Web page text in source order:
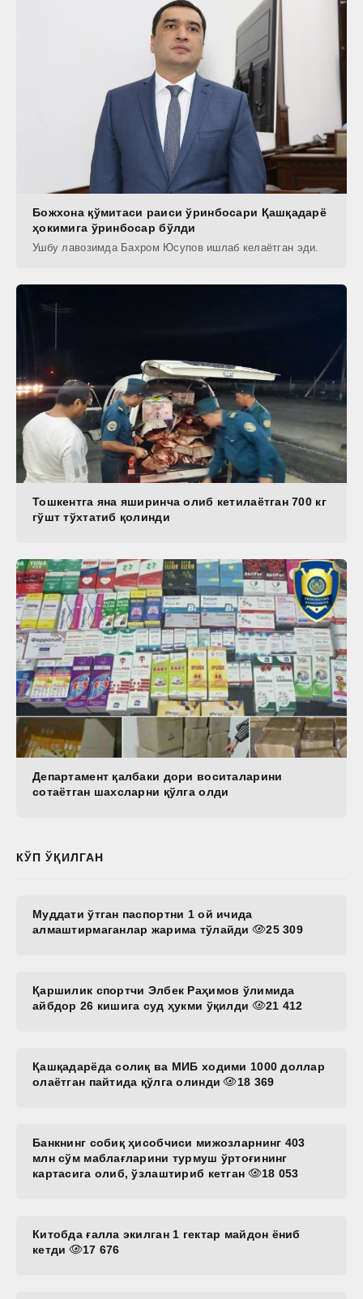
Божхона қўмитаси раиси ўринбосари Қашқадарё
ҳокимига ўринбосар бўлди
Ушбу лавозимда Бахром Юсупов ишлаб келаётган эди.
Тошкентга яна яширинча олиб кетилаётган 700 кг
гўшт тўхтатиб қолинди
Департамент қалбаки дори воситаларини
сотаётган шахсларни қўлга олди
КЎП ЎҚИЛГАН
Муддати ўтган паспортни 1 ой ичида
алмаштирмаганлар жарима тўлайди
25 309
Қаршилик спортчи Элбек Раҳимов ўлимида
айбдор 26 кишига суд ҳукми ўқилди
21 412
Қашқадарёда солиқ ва МИБ ходими 1000 доллар
олаётган пайтида қўлга олинди
18 369
Банкнинг собиқ ҳисобчиси мижозларнинг 403
млн сўм маблағларини турмуш ўртоғининг
картасига олиб, ўзлаштириб кетган
18 053
Китобда ғалла экилган 1 гектар майдон ёниб
кетди
17 676